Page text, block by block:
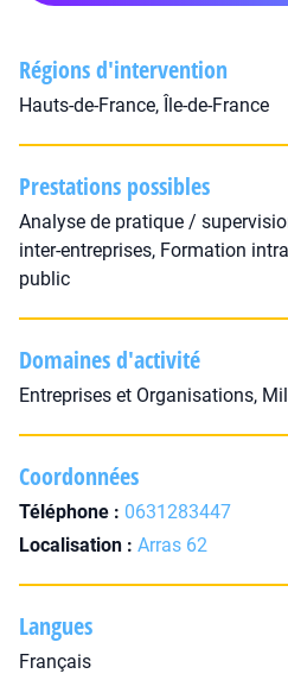
Régions d'intervention
Hauts-de-France, Île-de-France
Prestations possibles
Analyse de pratique /
inter-entreprises, Formation
public
Domaines d'activité
Entreprises et Organisations,
Coordonnées
Téléphone : 0631283447
Localisation : Arras 62
Langues
Français